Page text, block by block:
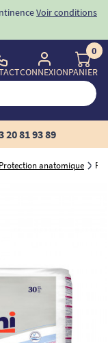
Voir conditions
CONNEXION
0
PANIER
20 81 93 89
Protection anatomique